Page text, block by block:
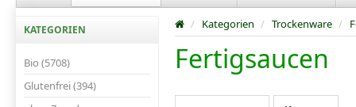
KATEGORIEN
Bio (5708)
Glutenfrei (394)
/ Kategorien / Trockenware /
Fertigsaucen